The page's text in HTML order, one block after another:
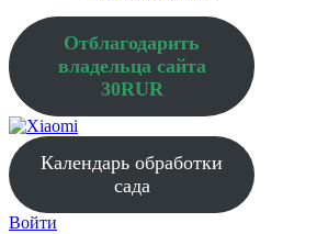
Отблагодарить
владельца сайта
30RUR
Календарь обработки
сада
Войти